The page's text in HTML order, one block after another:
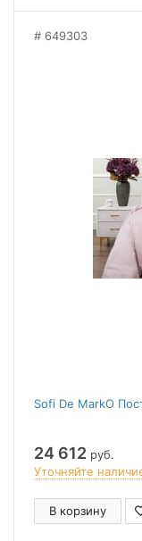
649303
Sofi De MarkO
24 612 руб.
Уточняйте
В корзину